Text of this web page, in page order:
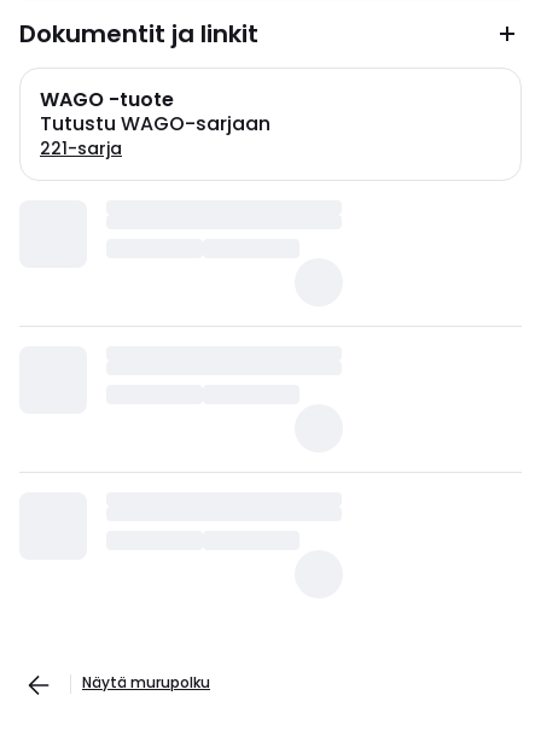
Dokumentit ja linkit
WAGO -tuote
Tutustu WAGO-sarjaan
221-sarja
Näytä murupolku